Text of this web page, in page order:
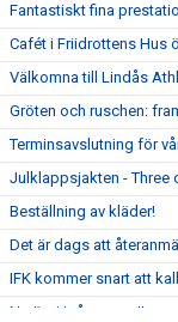
Fantastiskt fina
Cafét i Friidrottens Hus
Välkomna till Lindås
Gröten och ruschen:
Terminsavslutning för
Julklappsjakten - Three
Beställning av kläder!
Det är dags att
IFK kommer snart att
Nu är vi igång.. yes!!